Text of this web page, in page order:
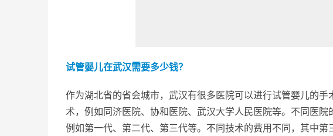
试管婴儿在武汉需要多少钱？
作为湖北省的省会城市，武汉有很多医院可以进行试管婴儿的
术，例如同济医院、协和医院、武汉大学人民医院等。不同医院
例如第一代、第二代、第三代等。不同技术的费用不同，其中